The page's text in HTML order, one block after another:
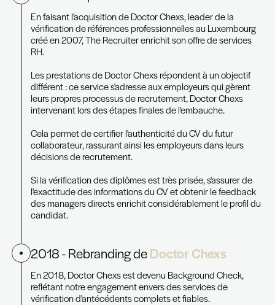
Notre histoire
en quelques dates clés
2013 - Création de
The Recruiter a été fondée en 2013 avec un
: connecter les entreprises avec des talents de
horizons.